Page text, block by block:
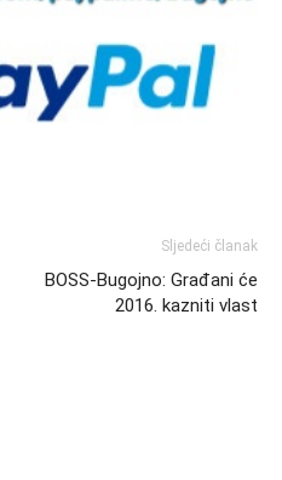
Sljedeći članak
BOSS-Bugojno: Građani će
2016. kazniti vlast